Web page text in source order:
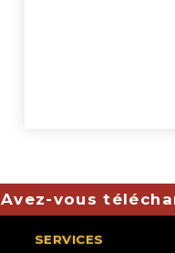
Avez-vous
SERVICES